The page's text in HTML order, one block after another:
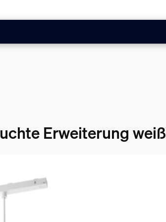
Erweiterung weiß